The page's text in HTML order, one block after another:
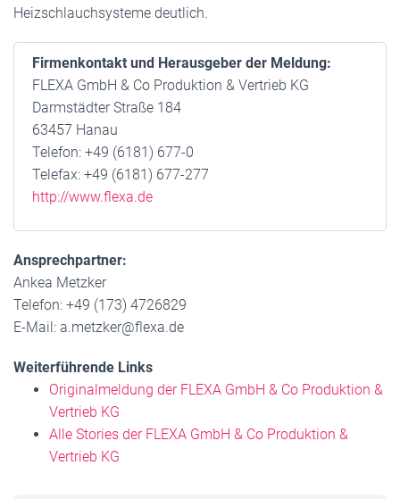
Heizschlauchsysteme deutlich.
Firmenkontakt und Herausgeber der Meldung:
FLEXA GmbH & Co Produktion & Vertrieb KG
Darmstädter Straße 184
63457 Hanau
Telefon: +49 (6181) 677-0
Telefax: +49 (6181) 677-277
http://www.flexa.de
Ansprechpartner:
Ankea Metzker
Telefon: +49 (173) 4726829
E-Mail: a.metzker@flexa.de
Weiterführende Links
Originalmeldung der FLEXA GmbH & Co Produktion &
Vertrieb KG
Alle Stories der FLEXA GmbH & Co Produktion &
Vertrieb KG